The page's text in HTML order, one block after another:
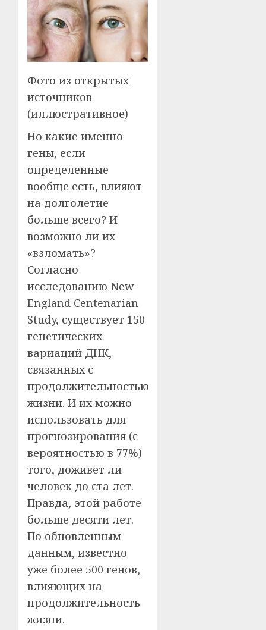
Фото из открытых
источников
(иллюстративное)
Но какие именно
гены, если
определенные
вообще есть, влияют
на долголетие
больше всего? И
возможно ли их
«взломать»?
Согласно
исследованию New
England Centenarian
Study, существует 150
генетических
вариаций ДНК,
связанных с
продолжительностью
жизни. И их можно
использовать для
прогнозирования (с
вероятностью в 77%)
того, доживет ли
человек до ста лет.
Правда, этой работе
больше десяти лет.
По обновленным
данным, известно
уже более 500 генов,
влияющих на
продолжительность
жизни.